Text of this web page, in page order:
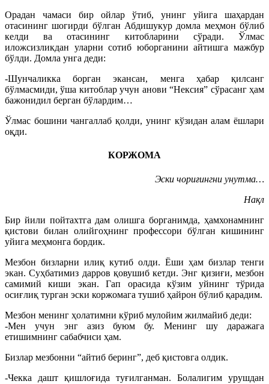
Орадан чамаси бир ойлар ўтиб, унинг уйига шаҳардан
отасининг шогирди бўлган Абдишукур домла меҳмон бўлиб
келди ва отасининг китобларини сўради. Ўлмас
иложсизликдан уларни сотиб юборганини айтишга мажбур
бўлди. Домла унга деди:
-Шунчаликка борган экансан, менга ҳабар қилсанг
бўлмасмиди, ўша китоблар учун анови “Нексия” сўрасанг ҳам
бажонидил берган бўлардим…
Ўлмас бошини чангаллаб қолди, унинг кўзидан алам ёшлари
оқди.
КОРЖОМА
Эски чориғингни унутма…
Нақл
Бир йили пойтахтга дам олишга борганимда, ҳамхонамнинг
қистови билан олийгоҳнинг профессори бўлган кишининг
уйига меҳмонга бордик.
Мезбон бизларни илиқ кутиб олди. Ёши ҳам бизлар тенги
экан. Суҳбатимиз дарров қовушиб кетди. Энг қизиғи, мезбон
самимий киши экан. Гап орасида кўзим уйнинг тўрида
осиғлиқ турган эски коржомага тушиб ҳайрон бўлиб қарадим.
Мезбон менинг ҳолатимни кўриб мулойим жилмайиб деди:
-Мен учун энг азиз буюм бу. Менинг шу даражага
етишимнинг сабабчиси ҳам.
Бизлар мезбонни “айтиб беринг”, деб қистовга олдик.
-Чекка дашт қишлоғида туғилганман. Болалигим урушдан